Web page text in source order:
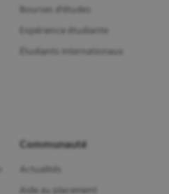
Bourses d'études
Expérience étudiante
Étudiants internationaux
Communauté
Actualités
Aide au placement